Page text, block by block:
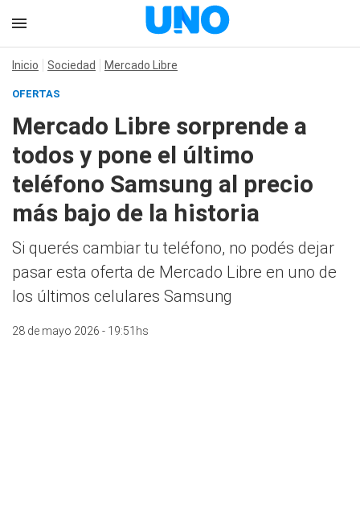
Inicio Sociedad Mercado Libre
OFERTAS
Mercado Libre sorprende a
todos y pone el último
teléfono Samsung al precio
más bajo de la historia
Si querés cambiar tu teléfono, no podés dejar
pasar esta oferta de Mercado Libre en uno de
los últimos celulares Samsung
28 de mayo 2026 - 19:51hs